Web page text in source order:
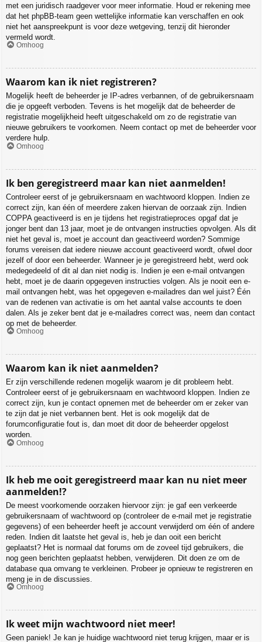
met een juridisch raadgever voor meer informatie. Houd er rekening mee
dat het phpBB-team geen wettelijke informatie kan verschaffen en ook
niet het aanspreekpunt is voor deze wetgeving, tenzij dit hieronder
vermeld wordt.
Omhoog
Waarom kan ik niet registreren?
Mogelijk heeft de beheerder je IP-adres verbannen, of de gebruikersnaam
die je opgeeft verboden. Tevens is het mogelijk dat de beheerder de
registratie mogelijkheid heeft uitgeschakeld om zo de registratie van
nieuwe gebruikers te voorkomen. Neem contact op met de beheerder voor
verdere hulp.
Omhoog
Ik ben geregistreerd maar kan niet aanmelden!
Controleer eerst of je gebruikersnaam en wachtwoord kloppen. Indien ze
correct zijn, kan één of meerdere zaken hiervan de oorzaak zijn. Indien
COPPA geactiveerd is en je tijdens het registratieproces opgaf dat je
jonger bent dan 13 jaar, moet je de ontvangen instructies opvolgen. Als dit
niet het geval is, moet je account dan geactiveerd worden? Sommige
forums vereisen dat iedere nieuwe account geactiveerd wordt, ofwel door
jezelf of door een beheerder. Wanneer je je geregistreerd hebt, werd ook
medegedeeld of dit al dan niet nodig is. Indien je een e-mail ontvangen
hebt, moet je de daarin opgegeven instructies volgen. Als je nooit een e-
mail ontvangen hebt, was het opgegeven e-mailadres dan wel juist? Één
van de redenen van activatie is om het aantal valse accounts te doen
dalen. Als je zeker bent dat je e-mailadres correct was, neem dan contact
op met de beheerder.
Omhoog
Waarom kan ik niet aanmelden?
Er zijn verschillende redenen mogelijk waarom je dit probleem hebt.
Controleer eerst of je gebruikersnaam en wachtwoord kloppen. Indien ze
correct zijn, kun je contact opnemen met de beheerder om er zeker van
te zijn dat je niet verbannen bent. Het is ook mogelijk dat de
forumconfiguratie fout is, dan moet dit door de beheerder opgelost
worden.
Omhoog
Ik heb me ooit geregistreerd maar kan nu niet meer
aanmelden!?
De meest voorkomende oorzaken hiervoor zijn: je gaf een verkeerde
gebruikersnaam of wachtwoord op (controleer de e-mail met je registratie
gegevens) of een beheerder heeft je account verwijderd om één of andere
reden. Indien dit laatste het geval is, heb je dan ooit een bericht
geplaatst? Het is normaal dat forums om de zoveel tijd gebruikers, die
nog geen berichten geplaatst hebben, verwijderen. Dit doen ze om de
database qua omvang te verkleinen. Probeer je opnieuw te registreren en
meng je in de discussies.
Omhoog
Ik weet mijn wachtwoord niet meer!
Geen paniek! Je kan je huidige wachtwoord niet terug krijgen, maar er is